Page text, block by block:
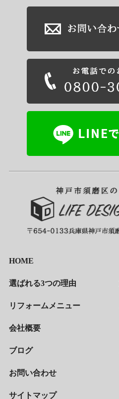
HOME
選ばれる3つの理由
リフォームメニュー
会社概要
ブログ
お問い合わせ
サイトマップ